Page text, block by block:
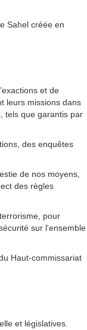
Sahel créée en
et de
leurs missions dans
tels que garantis par
des enquêtes
de nos moyens,
des règles
pour
sur l'ensemble
Haut-commissariat
et législatives.